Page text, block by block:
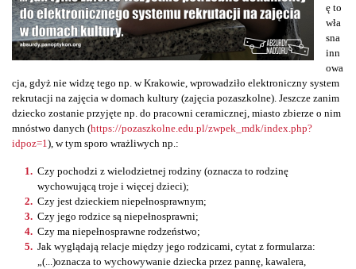
ę to
wła
sna
inn
owa
cja, gdyż nie widzę tego np. w Krakowie, wprowadziło elektroniczny system
rekrutacji na zajęcia w domach kultury (zajęcia pozaszkolne). Jeszcze zanim
dziecko zostanie przyjęte np. do pracowni ceramicznej, miasto zbierze o nim
mnóstwo danych (https://pozaszkolne.edu.pl/zwpek_mdk/index.php?
idpoz=1), w tym sporo wrażliwych np.:
Czy pochodzi z wielodzietnej rodziny (oznacza to rodzinę
wychowującą troje i więcej dzieci);
Czy jest dzieckiem niepełnosprawnym;
Czy jego rodzice są niepełnosprawni;
Czy ma niepełnosprawne rodzeństwo;
Jak wyglądają relacje między jego rodzicami, cytat z formularza:
„(...)oznacza to wychowywanie dziecka przez pannę, kawalera,